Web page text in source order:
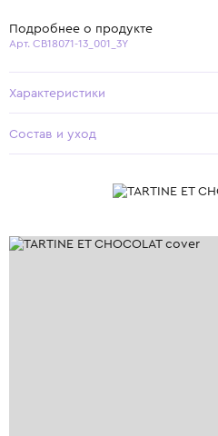
Подробнее о продукте
Арт. CB18071-13_001_3Y
Характеристики
Состав и уход